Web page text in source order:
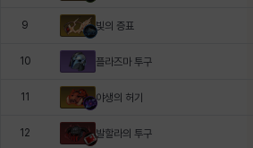
9 빛의 증표
10 플라즈마 투구
11 야생의 허기
12 발할라의 투구